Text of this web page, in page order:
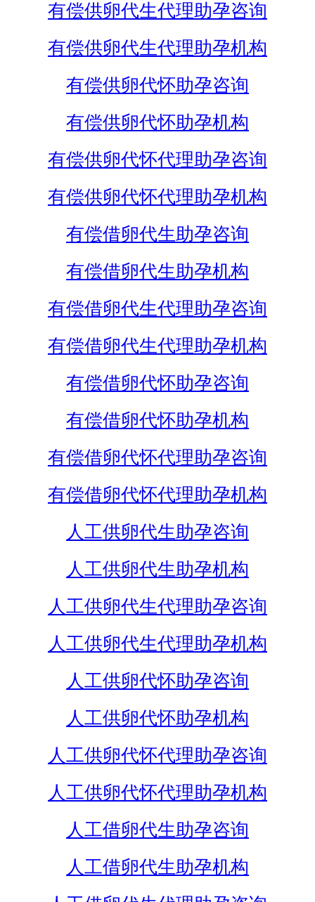
有偿供卵代生代理助孕咨询
有偿供卵代生代理助孕机构
有偿供卵代怀助孕咨询
有偿供卵代怀助孕机构
有偿供卵代怀代理助孕咨询
有偿供卵代怀代理助孕机构
有偿借卵代生助孕咨询
有偿借卵代生助孕机构
有偿借卵代生代理助孕咨询
有偿借卵代生代理助孕机构
有偿借卵代怀助孕咨询
有偿借卵代怀助孕机构
有偿借卵代怀代理助孕咨询
有偿借卵代怀代理助孕机构
人工供卵代生助孕咨询
人工供卵代生助孕机构
人工供卵代生代理助孕咨询
人工供卵代生代理助孕机构
人工供卵代怀助孕咨询
人工供卵代怀助孕机构
人工供卵代怀代理助孕咨询
人工供卵代怀代理助孕机构
人工借卵代生助孕咨询
人工借卵代生助孕机构